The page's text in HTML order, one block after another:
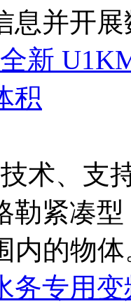
息并开
新
积
术、支
勒紧凑
内的物体
务专用